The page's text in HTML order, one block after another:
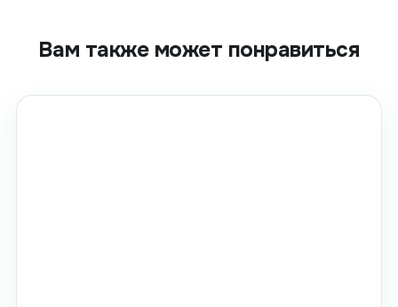
Вам также может понравиться